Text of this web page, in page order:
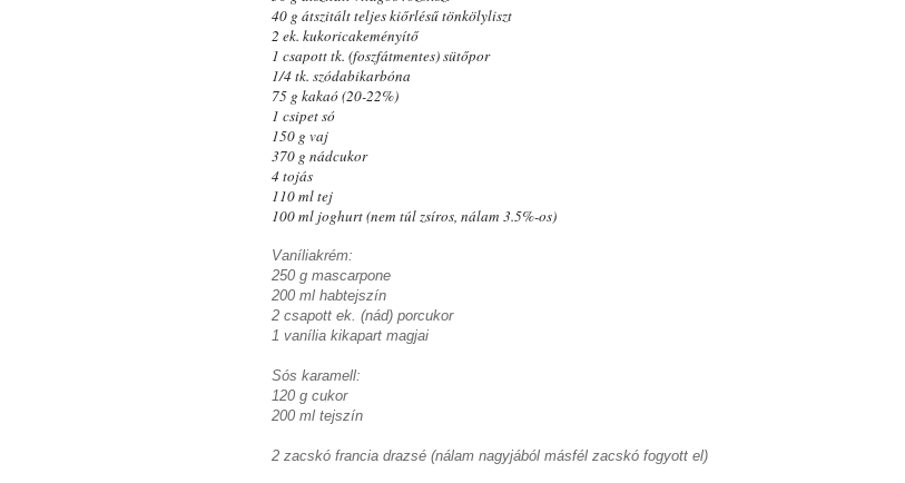
40 g átszitált teljes kiőrlésű tönkölyliszt
2 ek. kukoricakeményítő
1 csapott tk. (foszfátmentes) sütőpor
1/4 tk. szódabikarbóna
75 g kakaó (20-22%)
1 csipet só
150 g vaj
370 g nádcukor
4 tojás
110 ml tej
100 ml joghurt (nem túl zsíros, nálam 3.5%-os)
Vaníliakrém:
250 g mascarpone
200 ml habtejszín
2 csapott ek. (nád) porcukor
1 vanília kikapart magjai
Sós karamell:
120 g cukor
200 ml tejszín
2 zacskó francia drazsé (nálam nagyjából másfél zacskó fogyott el)